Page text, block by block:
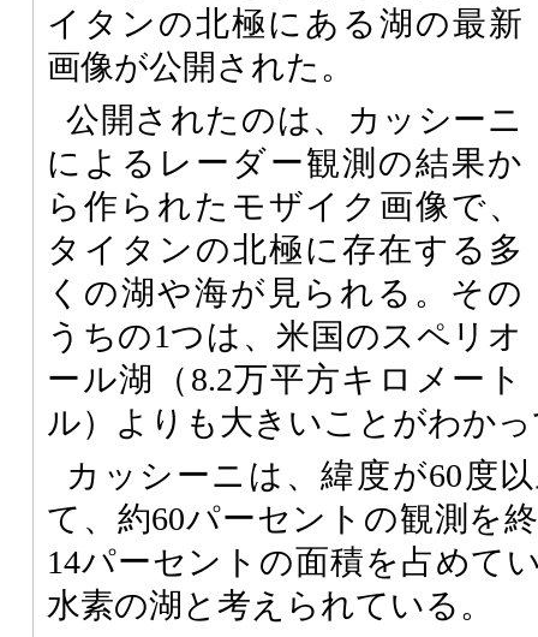
イタンの北極にある湖の最新
画像が公開された。
公開されたのは、カッシーニ
によるレーダー観測の結果か
ら作られたモザイク画像で、
タイタンの北極に存在する多
くの湖や海が見られる。その
うちの1つは、米国のスペリオ
ール湖（8.2万平方キロメート
ル）よりも大きいことがわか
カッシーニは、緯度が60度
て、約60パーセントの観測を
14パーセントの面積を占めて
水素の湖と考えられている。